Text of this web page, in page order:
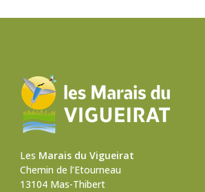
Les Marais du Vigueirat
Chemin de l’Etourneau
13104 Mas-Thibert